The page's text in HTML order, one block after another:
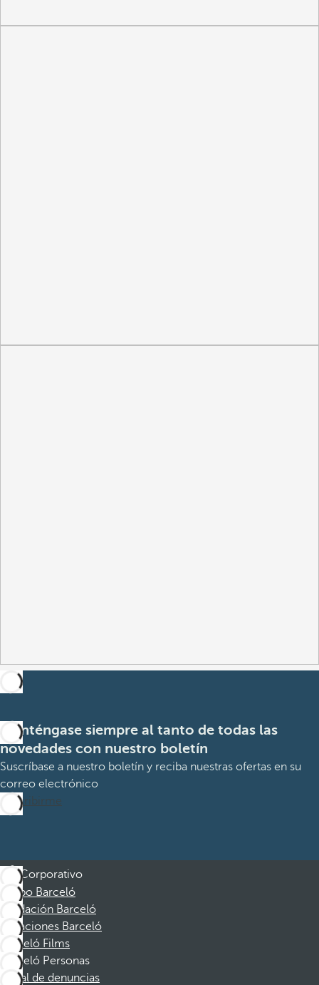
Manténgase siempre al tanto de todas las
novedades con nuestro boletín
Suscríbase a nuestro boletín y reciba nuestras ofertas en su
correo electrónico
Suscribirme
Corporativo
Grupo Barceló
Fundación Barceló
Vacaciones Barceló
Barceló Films
Barceló Personas
Canal de denuncias